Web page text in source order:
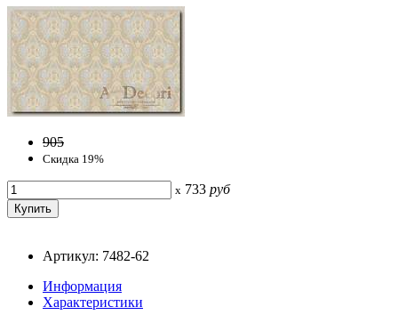
905
Скидка 19%
x 733 руб
Артикул: 7482-62
Информация
Характеристики